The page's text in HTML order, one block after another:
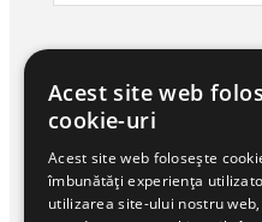
First name*
Last name*
Acest site web
cookie-uri
Acest site web folosește
îmbunătăți experiența
utilizarea site-ului nostru